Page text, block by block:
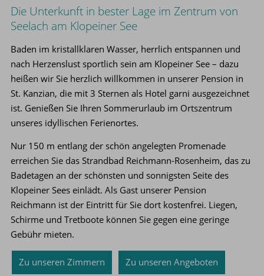
Die Unterkunft in bester Lage im Zentrum von
Seelach am Klopeiner See
Baden im kristallklaren Wasser, herrlich entspannen und
nach Herzenslust sportlich sein am Klopeiner See – dazu
heißen wir Sie herzlich willkommen in unserer Pension in
St. Kanzian, die mit 3 Sternen als Hotel garni ausgezeichnet
ist. Genießen Sie Ihren Sommerurlaub im Ortszentrum
unseres idyllischen Ferienortes.
Nur 150 m entlang der schön angelegten Promenade
erreichen Sie das Strandbad Reichmann-Rosenheim, das zu
Badetagen an der schönsten und sonnigsten Seite des
Klopeiner Sees einlädt. Als Gast unserer Pension
Reichmann ist der Eintritt für Sie dort kostenfrei. Liegen,
Schirme und Tretboote können Sie gegen eine geringe
Gebühr mieten.
Zu unseren Zimmern Zu unseren Angeboten